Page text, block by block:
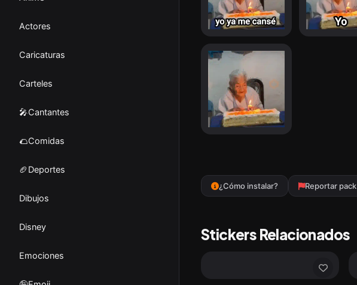
Actores
Caricaturas
Carteles
🎤Cantantes
🌮Comidas
🏈Deportes
Dibujos
Disney
Emociones
¿Cómo instalar? Reportar pack
Stickers Relacionados